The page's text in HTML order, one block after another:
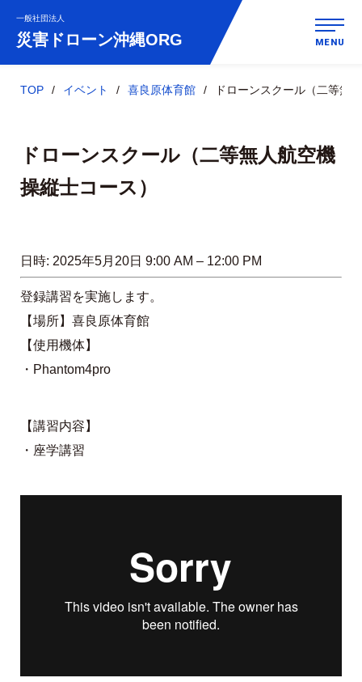
一般社団法人
災害ドローン沖縄ORG MENU
TOP イベント 喜良原体育館 ドローンスクール（二等無
ドローンスクール（二等無人航空機
操縦士コース）
日時: 2025年5月20日 9:00 AM – 12:00 PM
登録講習を実施します。
【場所】喜良原体育館
【使用機体】
・Phantom4pro
【講習内容】
・座学講習